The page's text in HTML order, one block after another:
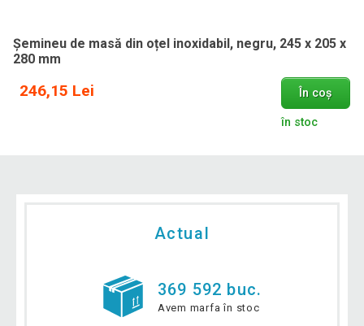
Șemineu de masă din oțel inoxidabil, negru, 245 x 205 x
280 mm
246,15 Lei În coș
în stoc
Actual
369 592 buc.
Avem marfa în stoc